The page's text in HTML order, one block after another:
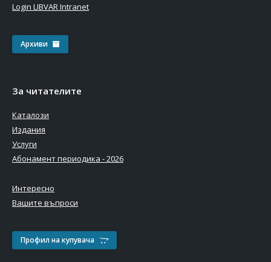
Login LIBVAR Intranet
Архиви
За читателите
Каталози
Издания
Услуги
Абонамент периодика - 2026
Интересно
Вашите въпроси
Профил на купувача